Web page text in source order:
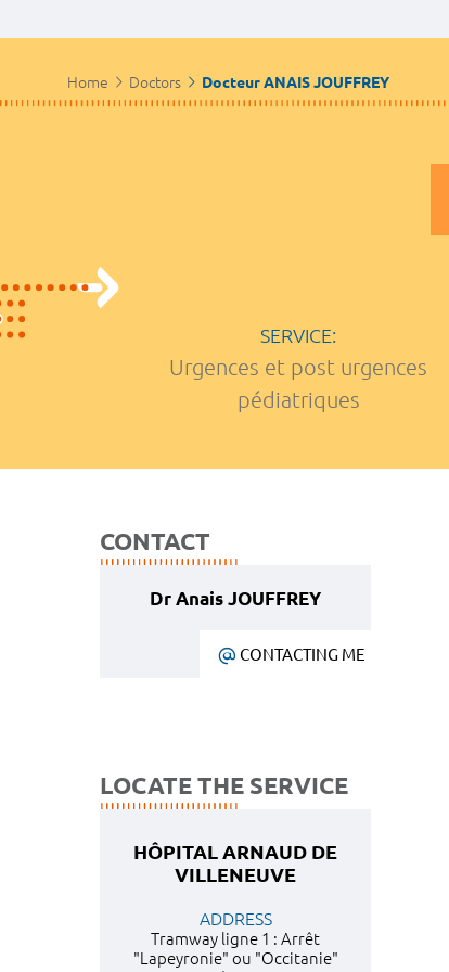
Home Doctors Docteur ANAIS JOUFFREY
SERVICE:
Urgences et post urgences
pédiatriques
CONTACT
Dr Anais JOUFFREY
CONTACTING ME
LOCATE THE SERVICE
HÔPITAL ARNAUD DE
VILLENEUVE
ADDRESS
Tramway ligne 1 : Arrêt
"Lapeyronie" ou "Occitanie"